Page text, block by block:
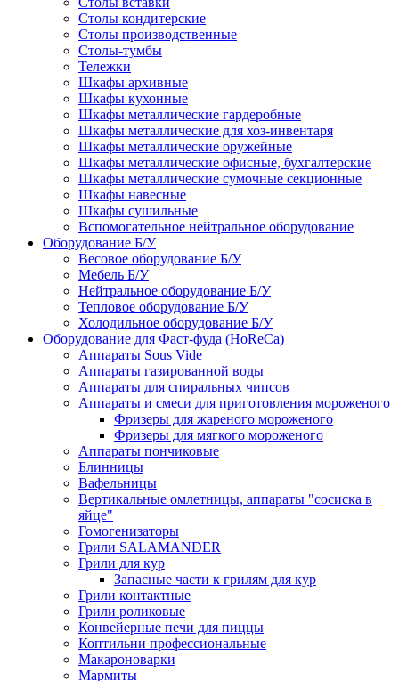
Столы кондитерские
Столы производственные
Столы-тумбы
Тележки
Шкафы архивные
Шкафы кухонные
Шкафы металлические гардеробные
Шкафы металлические для хоз-инвентаря
Шкафы металлические оружейные
Шкафы металлические офисные, бухгалтерские
Шкафы металлические сумочные секционные
Шкафы навесные
Шкафы сушильные
Вспомогательное нейтральное оборудование
Оборудование Б/У
Весовое оборудование Б/У
Мебель Б/У
Нейтральное оборудование Б/У
Тепловое оборудование Б/У
Холодильное оборудование Б/У
Оборудование для Фаст-фуда (HoReCa)
Аппараты Sous Vide
Аппараты газированной воды
Аппараты для спиральных чипсов
Аппараты и смеси для приготовления мороженого
Фризеры для жареного мороженого
Фризеры для мягкого мороженого
Аппараты пончиковые
Блинницы
Вафельницы
Вертикальные омлетницы, аппараты "сосиска в
яйце"
Гомогенизаторы
Грили SALAMANDER
Грили для кур
Запасные части к грилям для кур
Грили контактные
Грили роликовые
Конвейерные печи для пиццы
Коптильни профессиональные
Макароноварки
Мармиты